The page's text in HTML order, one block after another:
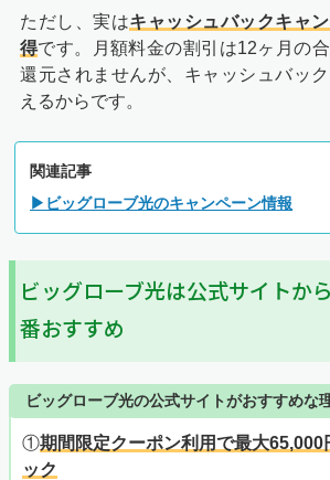
ただし、実はキャッシュバックキャ
得です。月額料金の割引は12ヶ月の
還元されませんが、キャッシュバッ
えるからです。
関連記事
▶ビッグローブ光のキャンペーン情報
ビッグローブ光は公式サイトか
番おすすめ
ビッグローブ光の公式サイトがおすすめな
①期間限定クーポン利用で最大65,000
ック